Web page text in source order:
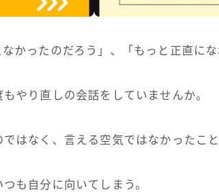
かったのだろう」、「もっと正直にな
やり直しの会話をしていませんか。
はなく、言える空気ではなかったこと
も自分に向いてしまう。